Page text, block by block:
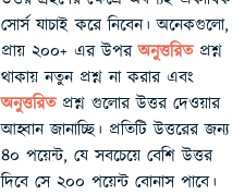
সোর্স যাচাই করে নিবেন। অনেকগুলো,
প্রায় ২০০+ এর উপরঅনুত্তরিতপ্রশ্ন
থাকায় নতুন প্রশ্ন না করার এবং
অনুত্তরিত প্রশ্ন গুলোর উত্তর দেওয়ার
আহ্বান জানাচ্ছি। প্রতিটি উত্তরের জন্য
৪০ পয়েন্ট, যে সবচেয়ে বেশি উত্তর
দিবে সে ২০০ পয়েন্ট বোনাস পাবে।